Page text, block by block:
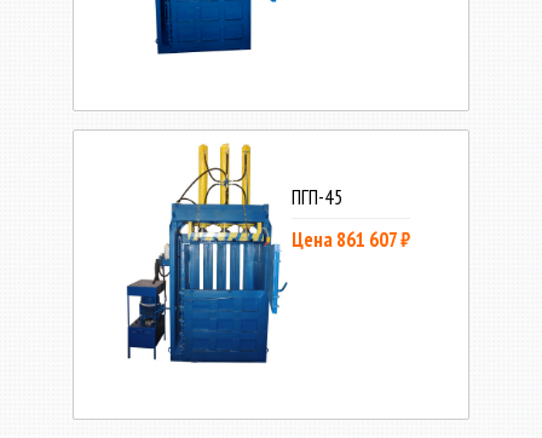
ПГП-45
Цена 861 607 ₽